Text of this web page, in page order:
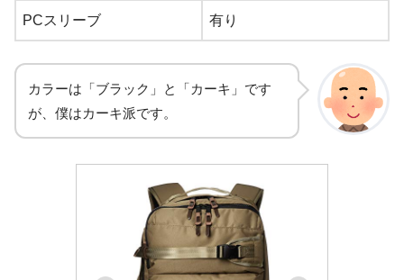
PCスリーブ 有り
カラーは「ブラック」と「カーキ」です
が、僕はカーキ派です。